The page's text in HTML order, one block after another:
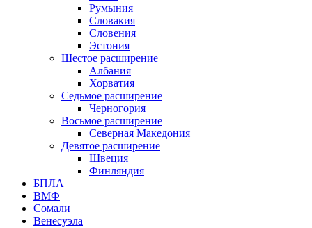
Румыния
Словакия
Словения
Эстония
Шестое расширение
Албания
Хорватия
Седьмое расширение
Черногория
Восьмое расширение
Северная Македония
Девятое расширение
Швеция
Финляндия
БПЛА
ВМФ
Сомали
Венесуэла